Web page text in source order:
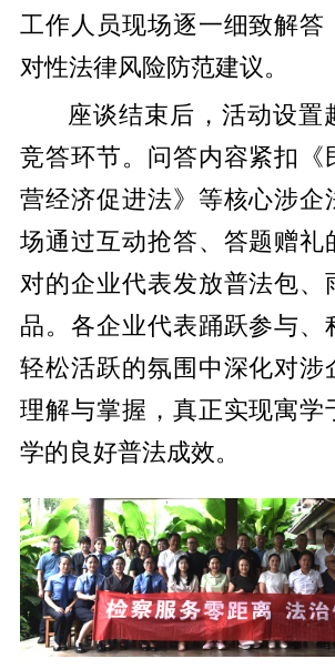
工作人员现场逐一细致解答
对性法律风险防范建议。
座谈结束后，活动设置
竞答环节。问答内容紧扣《
营经济促进法》等核心涉企
场通过互动抢答、答题赠礼
对的企业代表发放普法包、
品。各企业代表踊跃参与、
轻松活跃的氛围中深化对涉
理解与掌握，真正实现寓学
学的良好普法成效。